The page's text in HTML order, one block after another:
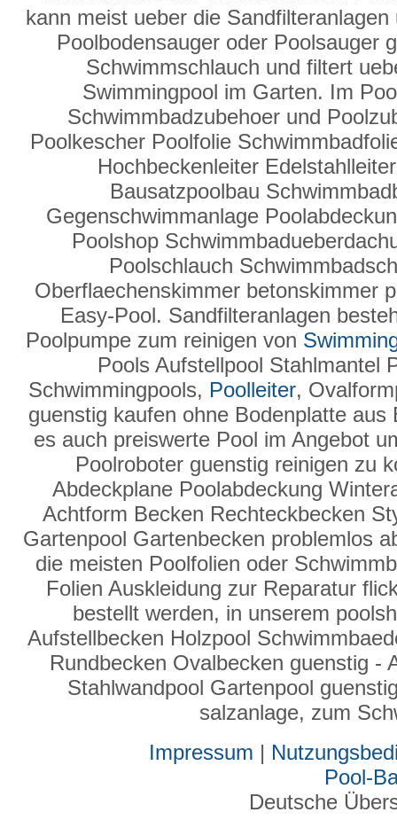
kann meist ueber die
Poolbodensauger oder Poolsauger
Schwimmschlauch und filtert
Swimmingpool im Garten. Im
Schwimmbadzubehoer und
Poolkescher Poolfolie
Hochbeckenleiter
Bausatzpoolbau
Gegenschwimmanlage
Poolshop
Poolschlauch
Oberflaechenskimmer betonskimmer
Easy-Pool. Sandfilteranlagen
Poolpumpe zum reinigen von
Pools Aufstellpool Stahlmantel
Schwimmingpools, Poolleiter,
guenstig kaufen ohne Bodenplatte
es auch preiswerte Pool im Angebot
Poolroboter guenstig reinigen zu
Abdeckplane Poolabdeckung
Achtform Becken Rechteckbecken
Gartenpool Gartenbecken problemlos
die meisten Poolfolien oder
Folien Auskleidung zur Reparatur
bestellt werden, in unserem
Aufstellbecken Holzpool
Rundbecken Ovalbecken guenstig -
Stahlwandpool Gartenpool
salzanlage, zum
Impressum |
Pool-
Deutsche